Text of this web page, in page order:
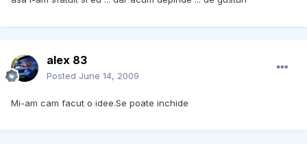
alex 83
Posted June 14, 2009
Mi-am cam facut o idee.Se poate inchide